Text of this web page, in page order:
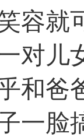
容就
对儿
和爸
一脸